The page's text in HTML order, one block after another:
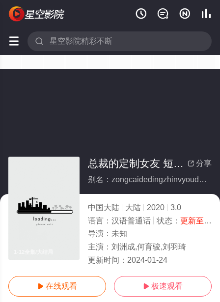
   
 
 分享
总裁的定制女友 短剧版(全集)
别名：zongcaidedingzhinvyouduanjuban
中国大陆 大陆 2020
3.0
语言： 汉语普通话 状态： 更新至12集全
导演： 未知
主演： 刘洲成,何育骏,刘羽琦
更新时间： 2024-01-24
 在线观看  极速观看